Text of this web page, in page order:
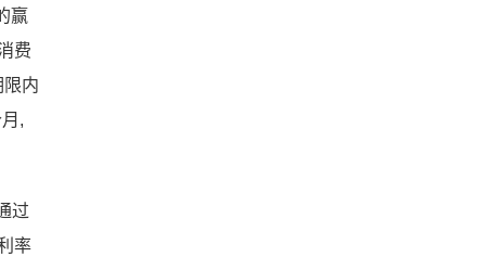
赢
费
内
,
过
率